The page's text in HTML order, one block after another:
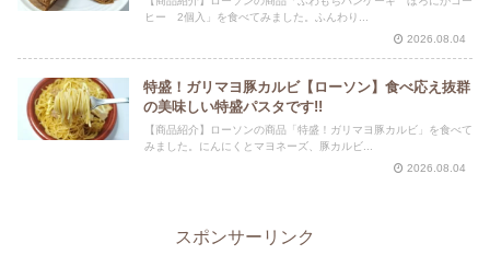
ヒー 2個入」を食べてみました。ふんわり...
2026.08.04
特盛！ガリマヨ豚カルビ【ローソン】食べ応え抜群
の美味しい特盛パスタです!!
【商品紹介】ローソンの商品「特盛！ガリマヨ豚カルビ」を食べて
みました。にんにくとマヨネーズ、豚カルビ...
2026.08.04
スポンサーリンク